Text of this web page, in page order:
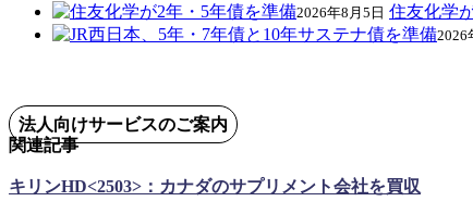
2026年8月5日 住友化学
2026
法人向けサービスのご案内
関連記事
キリンHD<2503>：カナダのサプリメント会社を買収